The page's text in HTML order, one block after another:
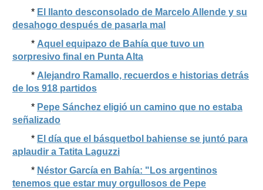
* El llanto desconsolado de Marcelo Allende y su
desahogo después de pasarla mal
* Aquel equipazo de Bahía que tuvo un
sorpresivo final en Punta Alta
* Alejandro Ramallo, recuerdos e historias detrás
de los 918 partidos
* Pepe Sánchez eligió un camino que no estaba
señalizado
* El día que el básquetbol bahiense se juntó para
aplaudir a Tatita Laguzzi
* Néstor García en Bahía: "Los argentinos
tenemos que estar muy orgullosos de Pepe